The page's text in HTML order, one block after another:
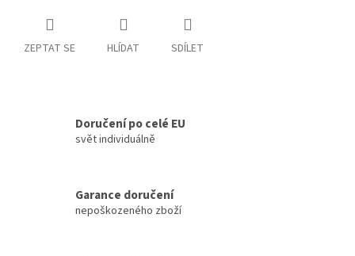
ZEPTAT SE HLÍDAT SDÍLET
Doručení po celé EU
svět individuálně
Garance doručení
nepoškozeného zboží